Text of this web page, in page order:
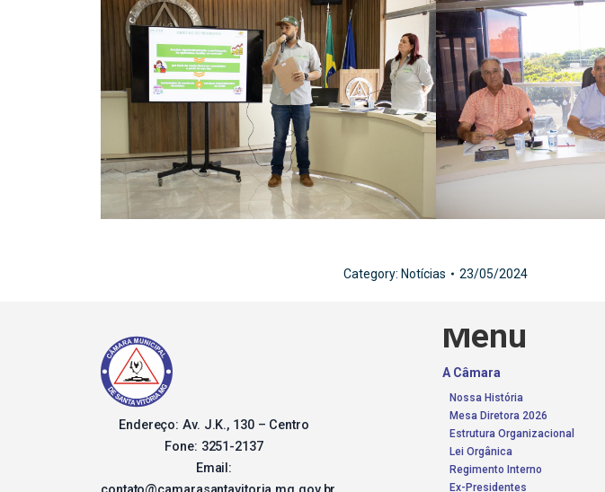
Category: Notícias 23/05/2024
Endereço: Av. J.K., 130 – Centro
Fone: 3251-2137
Email:
Menu
A Câmara
Nossa História
Mesa Diretora 2026
Estrutura Organizacional
Lei Orgânica
Regimento Interno
Ex-Presidentes